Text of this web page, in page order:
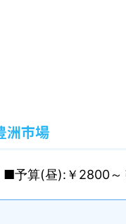
洲市場
■予算(昼):￥2800～